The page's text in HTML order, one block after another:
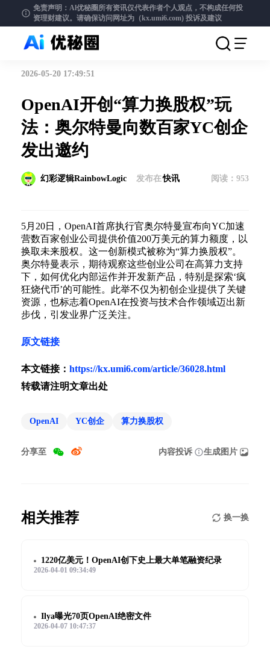
免责声明：Al优秘圈所有资讯仅代表作者个人观点，不构成任何投
资理财建议。请确保访问网址为（kx.umi6.com) 投诉及建议
2026-05-20 17:49:51
OpenAI开创“算力换股权”玩
法：奥尔特曼向数百家YC创企
发出邀约
幻彩逻辑RainbowLogic 发布在快讯 阅读： 953
5月20日，OpenAI首席执行官奥尔特曼宣布向YC加速
营数百家创业公司提供价值200万美元的算力额度，以
换取未来股权。这一创新模式被称为“算力换股权”。
奥尔特曼表示，期待观察这些创业公司在高算力支持
下，如何优化内部运作并开发新产品，特别是探索‘疯
狂烧代币’的可能性。此举不仅为初创企业提供了关键
资源，也标志着OpenAI在投资与技术合作领域迈出新
步伐，引发业界广泛关注。
原文链接
本文链接： https://kx.umi6.com/article/36028.html
转载请注明文章出处
OpenAI YC创企 算力换股权
分享至 内容投诉 生成图片
相关推荐 换一换
1220亿美元！OpenAI创下史上最大单笔融资纪录
2026-04-01 09:34:49
Ilya曝光70页OpenAI绝密文件
2026-04-07 10:47:37